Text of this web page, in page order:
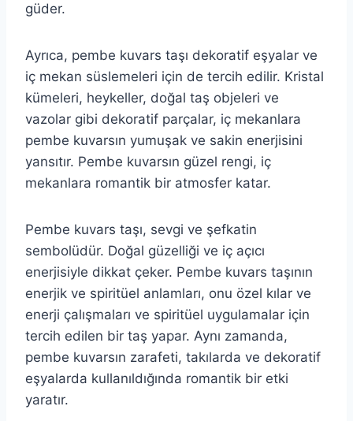
güder.
Ayrıca, pembe kuvars taşı dekoratif eşyalar ve
iç mekan süslemeleri için de tercih edilir. Kristal
kümeleri, heykeller, doğal taş objeleri ve
vazolar gibi dekoratif parçalar, iç mekanlara
pembe kuvarsın yumuşak ve sakin enerjisini
yansıtır. Pembe kuvarsın güzel rengi, iç
mekanlara romantik bir atmosfer katar.
Pembe kuvars taşı, sevgi ve şefkatin
sembolüdür. Doğal güzelliği ve iç açıcı
enerjisiyle dikkat çeker. Pembe kuvars taşının
enerjik ve spiritüel anlamları, onu özel kılar ve
enerji çalışmaları ve spiritüel uygulamalar için
tercih edilen bir taş yapar. Aynı zamanda,
pembe kuvarsın zarafeti, takılarda ve dekoratif
eşyalarda kullanıldığında romantik bir etki
yaratır.